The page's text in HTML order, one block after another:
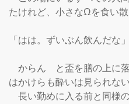
たけれど、小さなΩを食い散
「はは。ずいぶん飲んだな」
からん　と盃を膳の上に
はかけらも酔いは見られない
長い勤めに入る前と同様